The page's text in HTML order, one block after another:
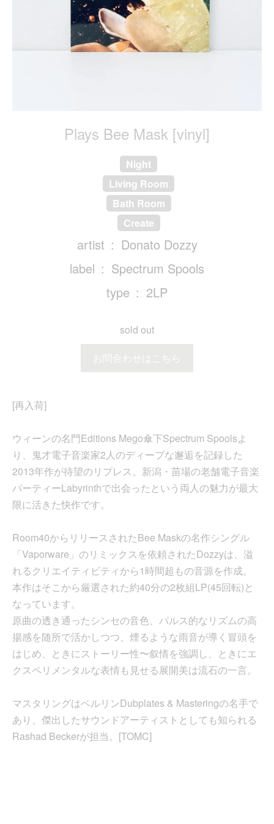
Plays Bee Mask [vinyl]
Night
Living Room
Bath Room
Create
artist
Donato Dozzy
label
Spectrum Spools
type
2LP
sold out
お問合わせはこちら
[再入荷]
ウィーンの名門Editions Mego傘下Spectrum Spoolsよ
り、鬼才電子音楽家2人のディープな邂逅を記録した
2013年作が待望のリプレス。新潟・苗場の老舗電子音楽
パーティーLabyrinthで出会ったという両人の魅力が最大
限に活きた快作です。
Room40からリリースされたBee Maskの名作シングル
「Vaporware」のリミックスを依頼されたDozzyは、溢
れるクリエイティビティから1時間超もの音源を作成。
本作はそこから厳選された約40分の2枚組LP(45回転)と
なっています。
原曲の透き通ったシンセの音色、パルス的なリズムの高
揚感を随所で活かしつつ、煙るような雨音が導く冒頭を
はじめ、ときにストーリー性〜叙情を強調し、ときにエ
クスペリメンタルな表情も見せる展開美は流石の一言。
マスタリングはベルリンDubplates & Masteringの名手で
あり、傑出したサウンドアーティストとしても知られる
Rashad Beckerが担当。[TOMC]